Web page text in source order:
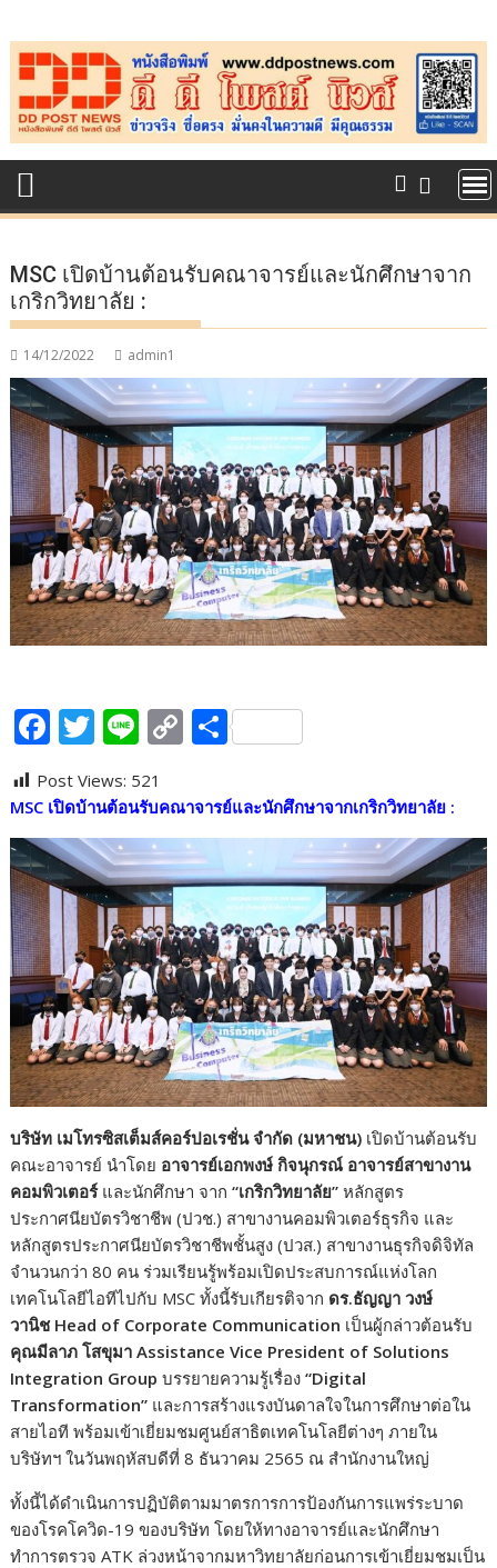
to
content
MSC เปิดบ้านต้อนรับคณาจารย์และนักศึกษาจาก
เกริกวิทยาลัย :
14/12/2022 admin1
F
e
b
o
o
k
T
itt
er
Li
e
C
p
y
Li
n
k
S
ar
e
Post Views: 521
MSC เปิดบ้านต้อนรับคณาจารย์และนักศึกษาจากเกริกวิทยาลัย :
บริษัท เมโทรซิสเต็มส์คอร์ปอเรชั่น จำกัด (มหาชน) เปิดบ้านต้อนรับ
คณะอาจารย์ นำโดย อาจารย์เอกพงษ์ กิจนุกรณ์ อาจารย์สาขางาน
คอมพิวเตอร์และนักศึกษา จาก“เกริกวิทยาลัย” หลักสูตร
ประกาศนียบัตรวิชาชีพ (ปวช.) สาขางานคอมพิวเตอร์ธุรกิจ และ
หลักสูตรประกาศนียบัตรวิชาชีพชั้นสูง (ปวส.) สาขางานธุรกิจดิจิทัล
จำนวนกว่า 80 คน ร่วมเรียนรู้พร้อมเปิดประสบการณ์แห่งโลก
เทคโนโลยีไอทีไปกับ MSC ทั้งนี้รับเกียรติจาก ดร.ธัญญา วงษ์
วานิช Head of Corporate Communication เป็นผู้กล่าวต้อนรับ
คุณมีลาภ โสขุมา Assistance Vice President of Solutions
Integration Groupบรรยายความรู้เรื่อง “Digital
Transformation” และการสร้างแรงบันดาลใจในการศึกษาต่อใน
สายไอที พร้อมเข้าเยี่ยมชมศูนย์สาธิตเทคโนโลยีต่างๆ ภายใน
บริษัทฯ ในวันพฤหัสบดีที่ 8 ธันวาคม 2565 ณ สำนักงานใหญ่
ทั้งนี้ได้ดำเนินการปฏิบัติตามมาตรการการป้องกันการแพร่ระบาด
ของโรคโควิด-19 ของบริษัท โดยให้ทางอาจารย์และนักศึกษา
ทำการตรวจ ATK ล่วงหน้าจากมหาวิทยาลัยก่อนการเข้าเยี่ยมชมเป็น